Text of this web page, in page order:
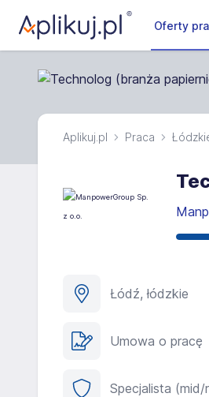
Oferty
Aplikuj.pl Praca
Łódź, łódzkie
Umowa o pracę
Specjalista (mid/